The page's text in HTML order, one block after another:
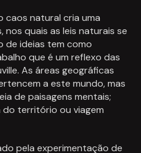
caos natural cria uma
quais as leis naturais se
de ideias tem como
que é um reflexo das
As áreas geográficas
a este mundo, mas
de paisagens mentais;
território ou viagem
pela experimentação de